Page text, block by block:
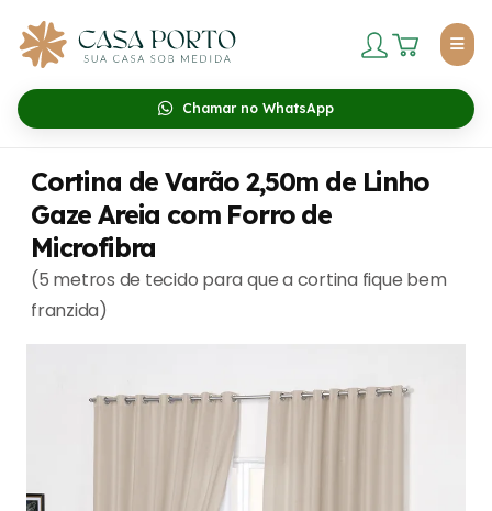
Chamar no WhatsApp
Cortina de Varão 2,50m de Linho
Gaze Areia com Forro de
Microfibra
(5 metros de tecido para que a cortina fique bem
franzida)